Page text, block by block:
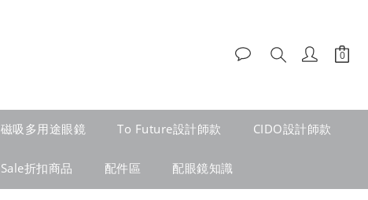
磁吸多用途眼鏡 To Future設計師款 CIDO設計師款
Sale折扣商品 配件區 配眼鏡知識